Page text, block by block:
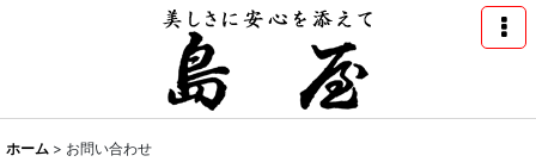
ホーム > お問い合わせ